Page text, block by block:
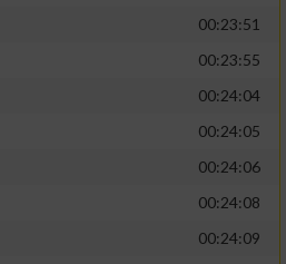
00:23:51
00:23:55
00:24:04
00:24:05
00:24:06
00:24:08
00:24:09